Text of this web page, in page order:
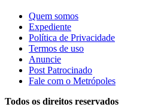
Quem somos
Expediente
Política de Privacidade
Termos de uso
Anuncie
Post Patrocinado
Fale com o Metrópoles
Todos os direitos reservados